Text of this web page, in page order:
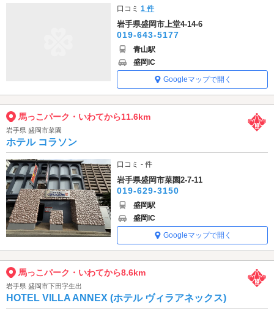
口コミ1 件
岩手県盛岡市上堂4-14-6
019-643-5177
青山駅
盛岡IC
Googleマップで開く
馬っこパーク・いわてから11.6km
岩手県 盛岡市菜園
ホテル コラソン
口コミ - 件
岩手県盛岡市菜園2-7-11
019-629-3150
盛岡駅
盛岡IC
Googleマップで開く
馬っこパーク・いわてから8.6km
岩手県 盛岡市下田字生出
HOTEL VILLA ANNEX (ホテル ヴィラアネックス)